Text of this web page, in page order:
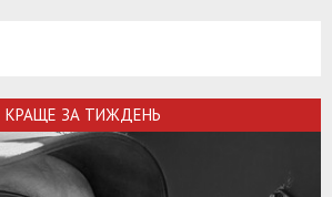
КРАЩЕ ЗА ТИЖДЕНЬ